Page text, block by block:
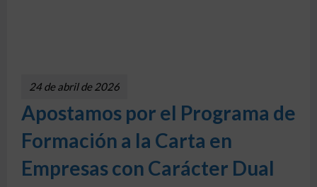
24 de abril de 2026
Apostamos por el Programa de
Formación a la Carta en
Empresas con Carácter Dual